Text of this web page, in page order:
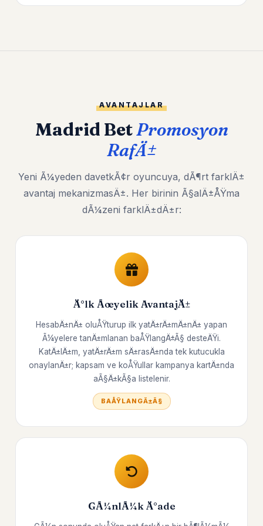
AVANTAJLAR
Madrid BetPromosyon
RafÄ±
Yeni Ã¼yeden davetkÃ¢r oyuncuya, dÃ¶rt farklÄ±
avantaj mekanizmasÄ±. Her birinin Ã§alÄ±ÅŸma
dÃ¼zeni farklÄ±dÄ±r:
Ä°lk Ãœyelik AvantajÄ±
HesabÄ±nÄ± oluÅŸturup ilk yatÄ±rÄ±mÄ±nÄ± yapan
Ã¼yelere tanÄ±mlanan baÅŸlangÄ±Ã§ desteÄŸi.
KatÄ±lÄ±m, yatÄ±rÄ±m sÄ±rasÄ±nda tek kutucukla
onaylanÄ±r; kapsam ve koÅŸullar kampanya kartÄ±nda
aÃ§Ä±kÃ§a listelenir.
BAÅŸLANGÄ±Ã§
GÃ¼nlÃ¼k Ä°ade